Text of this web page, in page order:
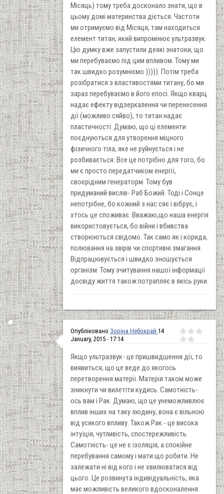
Місяць) тому треба досконало знати, що в
цьому домі материнства діється. Частоти
ми отримуємо від Місяця, там находиться
елемент титан, який випромінює ультразвук.
Цю думку вже запустили деякі знатоки, що
ми перебуваємо під цим впливом. Тому ми
так швидко розумніємо ))))). Потім треба
розібратися з властивостями титану, бо ми
зараз перебуваємо в його епосі. Якщо кварц
надає ефекту відзеркалення чи перенесення
дії (можливо сяйво), то титан надає
пластичності. Думаю, що ці елементи
поєднуються для утворення міцного
фізичного тіла, яке не руйнується і не
розбивається. Все це потрібно для того, бо
ми є просто передатчиком енергії,
своєрідним генераторм. Тому був
придуманий вислів- Раб Божий. Тоді і Сонце
непотрібне, бо кожний з нас сяє і вібрує, і
хтось це споживає. Вважаю,що наша енергія
використовується, бо війни і вбивства
створюються свідомо. Так само як і корида,
полювання на звірів чи спортивні змагання.
Відпрацювується і швидко зношується
організм. Тому зчитування нашої інформації
досвіду життя також потрапляє в якісь руки.
Опубліковано Зоріна Небокрай 14
January, 2015 - 17:14
Якщо ультразвук- це пришвидшення дії, то
виявиться, що це веде до якогось
перетворення матерії. Матерія таком може
зникнути чи вилетіти кудись. Самотність-
ось вам і Рак. Думаю, що це унеможливлює
вплив інших на таку людину, вона є вільною
від усякого впливу. Також Рак - це висока
інтуїція, чутливість, спостережливість.
Самотність- це не є ізоляція, а спокійне
перебування самому і мати що робити. Не
залежати ні від кого і не хвилюватися від
цього. Це розвинута індивідуальність, яка
має можливість великого вдосконалення.